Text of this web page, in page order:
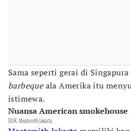
Sama seperti gerai di Singapura
barbequeala Amerika itu
istimewa.
Nuansa American smokehouse
DOK. Meatsmith Jakarta